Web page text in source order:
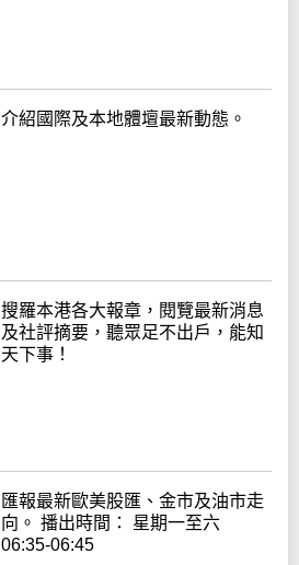
介紹國際及本地體壇最新動態。
搜羅本港各大報章，閱覽最新消息
及社評摘要，聽眾足不出戶，能知
天下事！
匯報最新歐美股匯、金市及油市走
向。 播出時間： 星期一至六
06:35-06:45